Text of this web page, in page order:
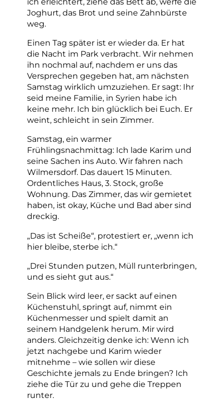
Joghurt, das Brot und seine Zahnbürste
weg.
Einen Tag später ist er wieder da. Er hat
die Nacht im Park verbracht. Wir nehmen
ihn nochmal auf, nachdem er uns das
Versprechen gegeben hat, am nächsten
Samstag wirklich umzuziehen. Er sagt: Ihr
seid meine Familie, in Syrien habe ich
keine mehr. Ich bin glücklich bei Euch. Er
weint, schleicht in sein Zimmer.
Samstag, ein warmer
Frühlingsnachmittag: Ich lade Karim und
seine Sachen ins Auto. Wir fahren nach
Wilmersdorf. Das dauert 15 Minuten.
Ordentliches Haus, 3. Stock, große
Wohnung. Das Zimmer, das wir gemietet
haben, ist okay, Küche und Bad aber sind
dreckig.
„Das ist Scheiße“, protestiert er, „wenn ich
hier bleibe, sterbe ich.“
„Drei Stunden putzen, Müll runterbringen,
und es sieht gut aus.“
Sein Blick wird leer, er sackt auf einen
Küchenstuhl, springt auf, nimmt ein
Küchenmesser und spielt damit an
seinem Handgelenk herum. Mir wird
anders. Gleichzeitig denke ich: Wenn ich
jetzt nachgebe und Karim wieder
mitnehme – wie sollen wir diese
Geschichte jemals zu Ende bringen? Ich
ziehe die Tür zu und gehe die Treppen
runter.